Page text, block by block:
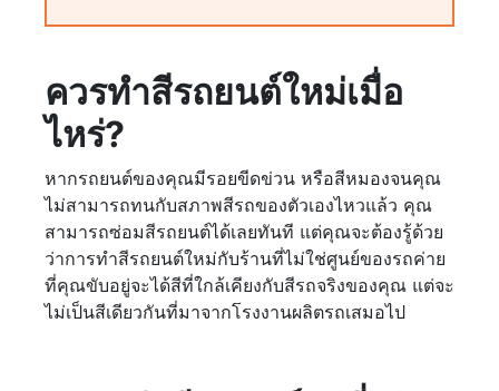
ควรทำสีรถยนต์ใหม่เมื่อ
ไหร่?
หากรถยนต์ของคุณมีรอยขีดข่วน หรือสีหมองจนคุณ
ไม่สามารถทนกับสภาพสีรถของตัวเองไหวแล้ว คุณ
สามารถซ่อมสีรถยนต์ได้เลยทันที แต่คุณจะต้องรู้ด้วย
ว่าการทำสีรถยนต์ใหม่กับร้านที่ไม่ใช่ศูนย์ของรถค่าย
ที่คุณขับอยู่จะได้สีที่ใกล้เคียงกับสีรถจริงของคุณ แต่จะ
ไม่เป็นสีเดียวกันที่มาจากโรงงานผลิตรถเสมอไป